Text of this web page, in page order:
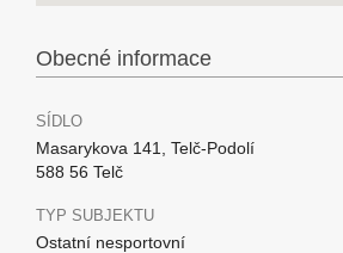
Obecné informace
SÍDLO
Masarykova 141, Telč-Podolí
588 56 Telč
TYP SUBJEKTU
Ostatní nesportovní